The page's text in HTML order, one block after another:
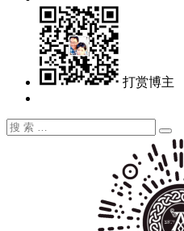
打赏博主
搜
搜
索